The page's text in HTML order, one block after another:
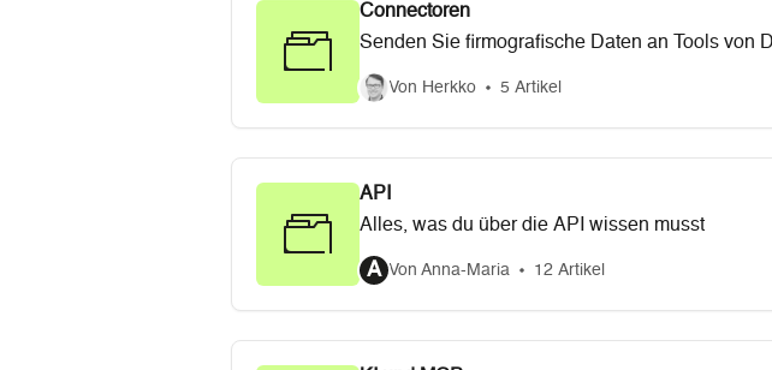
Connectoren
Senden Sie firmografische Daten an Tools von
Connectoren benutzerdefinierte Workflows zu
Von Herkko 5 Artikel
API
Alles, was du über die API wissen musst
A Von Anna-Maria 12 Artikel